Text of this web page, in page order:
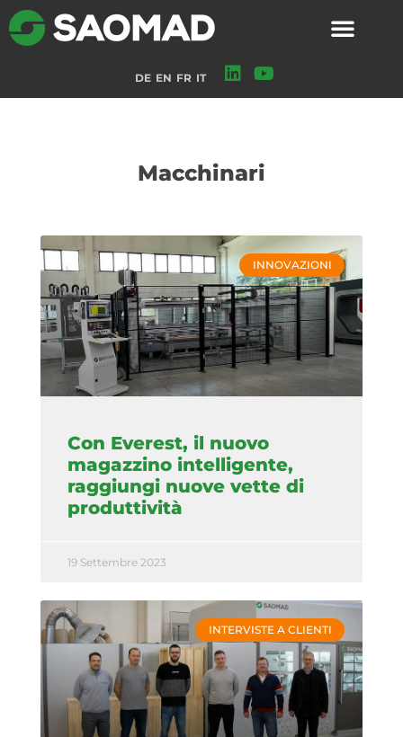
DE EN FR IT
Macchinari
INNOVAZIONI
Con Everest, il nuovo
magazzino intelligente,
raggiungi nuove vette di
produttività
19 Settembre 2023
INTERVISTE A CLIENTI